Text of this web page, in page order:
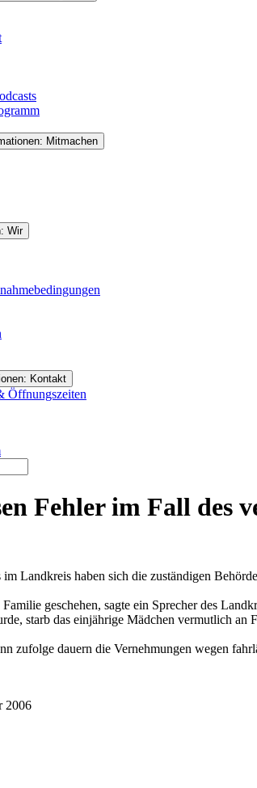
Mitmachen
Wir
Kontakt
Öffnungszeiten
Fehler im Fall des
Landkreis haben sich die zuständigen
geschehen, sagte ein Sprecher des
starb das einjährige Mädchen vermutlich
zufolge dauern die Vernehmungen wegen
2006